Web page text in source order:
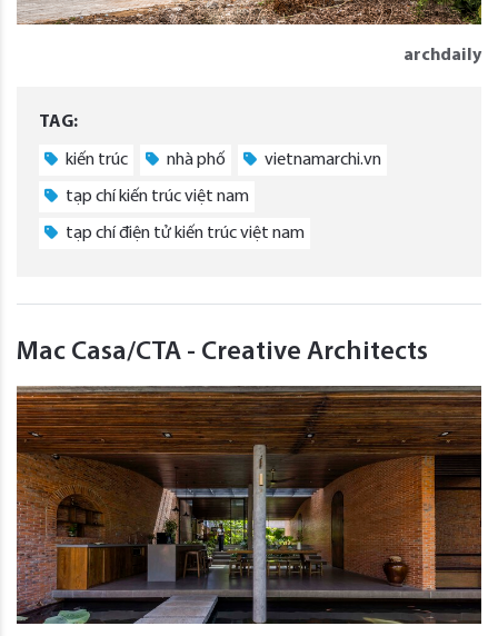
archdaily
TAG:
kiến trúc nhà phố vietnamarchi.vn
tạp chí kiến trúc việt nam
tạp chí điện tử kiến trúc việt nam
Mac Casa/CTA - Creative Architects